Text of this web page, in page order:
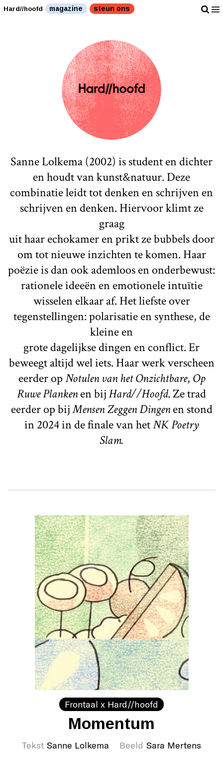
Hard//hoofd magazine steun ons
Sanne Lolkema (2002) is student en dichter
en houdt van kunst&natuur. Deze
combinatie leidt tot denken en schrijven en
schrijven en denken. Hiervoor klimt ze
graag
uit haar echokamer en prikt ze bubbels door
om tot nieuwe inzichten te komen. Haar
poëzie is dan ook ademloos en onderbewust:
rationele ideeën en emotionele intuïtie
wisselen elkaar af. Het liefste over
tegenstellingen: polarisatie en synthese, de
kleine en
grote dagelijkse dingen en conflict. Er
beweegt altijd wel iets. Haar werk verscheen
eerder opNotulen van het Onzichtbare, Op
Ruwe Plankenen bijHard//Hoofd. Ze trad
eerder op bijMensen Zeggen Dingenen stond
in 2024 in de finale van hetNK Poetry
Slam.
Frontaal x Hard//hoofd
Momentum
Tekst Sanne Lolkema Beeld Sara Mertens